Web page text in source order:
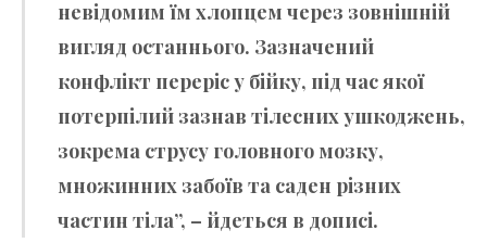
невідомим їм хлопцем через зовнішній
вигляд останнього. Зазначений
конфлікт переріс у бійку, під час якої
потерпілий зазнав тілесних ушкоджень,
зокрема струсу головного мозку,
множинних забоїв та саден різних
частин тіла”, – йдеться в дописі.